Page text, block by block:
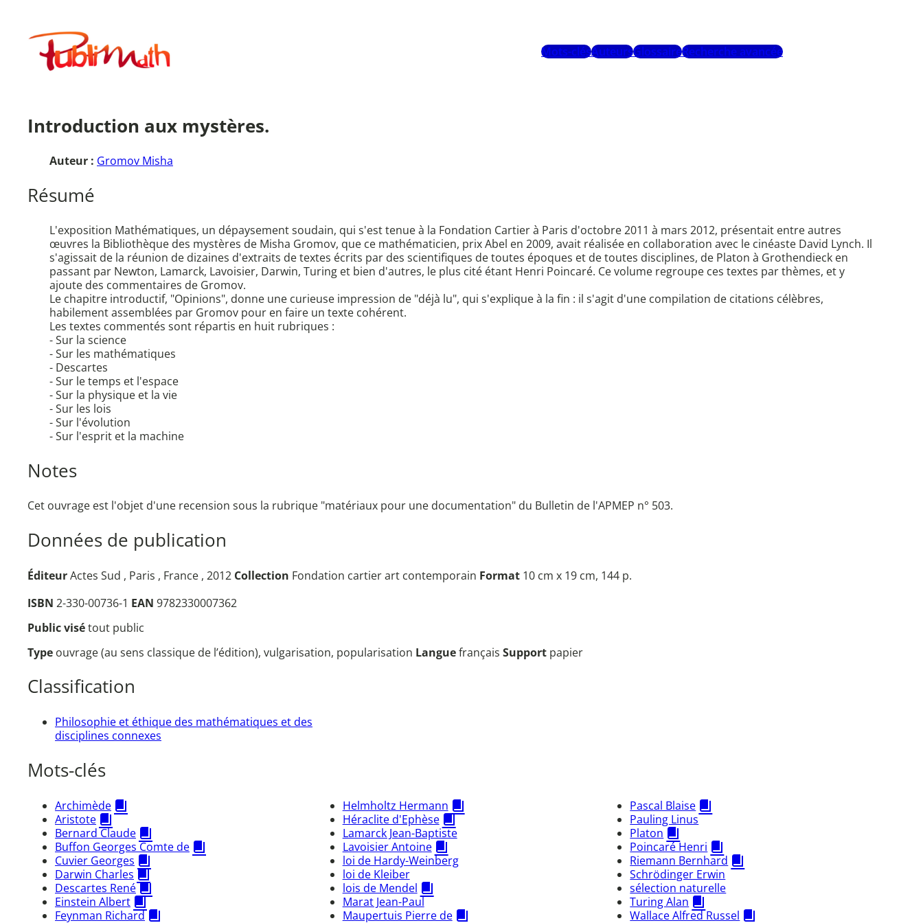
contenuPublimath
Mots-clésAuteursGlossaireRecherche avancée
Introduction aux mystères.
Auteur : Gromov Misha
Résumé
L'exposition Mathématiques, un dépaysement soudain, qui s'est tenue à la Fondation Cartier à Paris d'octobre 2011 à mars 2012, présentait entre autres
œuvres la Bibliothèque des mystères de Misha Gromov, que ce mathématicien, prix Abel en 2009, avait réalisée en collaboration avec le cinéaste David Lynch. Il
s'agissait de la réunion de dizaines d'extraits de textes écrits par des scientifiques de toutes époques et de toutes disciplines, de Platon à Grothendieck en
passant par Newton, Lamarck, Lavoisier, Darwin, Turing et bien d'autres, le plus cité étant Henri Poincaré. Ce volume regroupe ces textes par thèmes, et y
ajoute des commentaires de Gromov.
Le chapitre introductif, "Opinions", donne une curieuse impression de "déjà lu", qui s'explique à la fin : il s'agit d'une compilation de citations célèbres,
habilement assemblées par Gromov pour en faire un texte cohérent.
Les textes commentés sont répartis en huit rubriques :
- Sur la science
- Sur les mathématiques
- Descartes
- Sur le temps et l'espace
- Sur la physique et la vie
- Sur les lois
- Sur l'évolution
- Sur l'esprit et la machine
Notes
Cet ouvrage est l'objet d'une recension sous la rubrique "matériaux pour une documentation" du Bulletin de l'APMEP n° 503.
Données de publication
ÉditeurActes Sud , Paris , France , 2012 Collection Fondation cartier art contemporain Format 10 cm x 19 cm, 144 p.
ISBN 2-330-00736-1 EAN 9782330007362
Public visétout public
Type ouvrage (au sens classique de l’édition), vulgarisation, popularisation Languefrançais Support papier
Classification
Philosophie et éthique des mathématiques et des
disciplines connexes
Mots-clés
Archimède
Aristote
Bernard Claude
Buffon Georges Comte de
Cuvier Georges
Darwin Charles
Descartes René
Einstein Albert
Feynman Richard
Helmholtz Hermann
Héraclite d'Ephèse
Lamarck Jean-Baptiste
Lavoisier Antoine
loi de Hardy-Weinberg
loi de Kleiber
lois de Mendel
Marat Jean-Paul
Maupertuis Pierre de
Pascal Blaise
Pauling Linus
Platon
Poincaré Henri
Riemann Bernhard
Schrödinger Erwin
sélection naturelle
Turing Alan
Wallace Alfred Russel